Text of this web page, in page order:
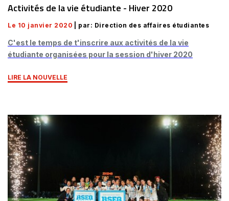
Activités de la vie étudiante - Hiver 2020
Le 10 janvier 2020 | par: Direction des affaires étudiantes
C'est le temps de t'inscrire aux activités de la vie
étudiante organisées pour la session d'hiver 2020
LIRE LA NOUVELLE